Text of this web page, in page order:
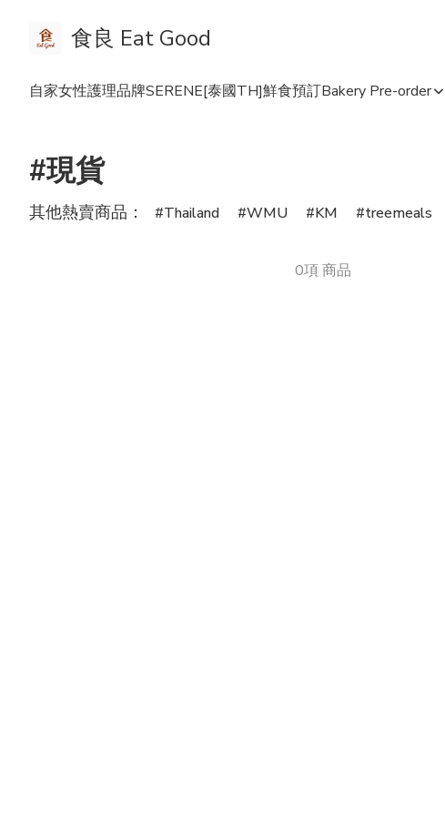
食良 Eat Good
自家女性護理品牌SERENE[泰國TH]鮮食預訂Bakery Pre-order
#現貨
其他熱賣商品： Thailand WMU KM treemeals
0項 商品